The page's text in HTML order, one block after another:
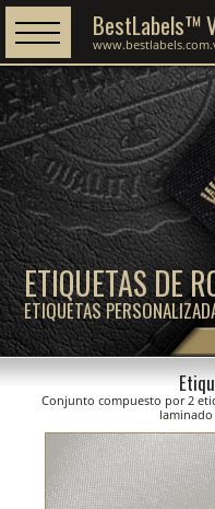
ETIQUETAS DE
ETIQUETAS
BestLabels™
Conjunto compuesto por 2